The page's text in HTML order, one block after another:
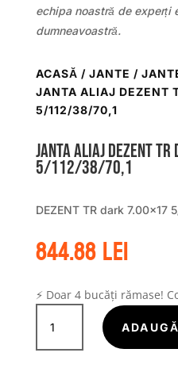
echipa noastră de experți
dumneavoastră.
ACASĂ / JANTE /
JANTA ALIAJ DEZENT
5/112/38/70,1
Janta aliaj DEZENT
5/112/38/70,1
DEZENT TR dark 7.00×17
844.88lei
⚡ Doar 4 bucăți rămase!
Cantitate
Janta
aliaj